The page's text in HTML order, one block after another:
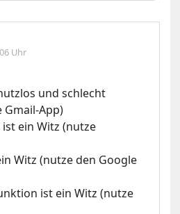
Uhr
und schlecht
Gmail-App)
ein Witz (nutze
Witz (nutze den Google
ist ein Witz (nutze